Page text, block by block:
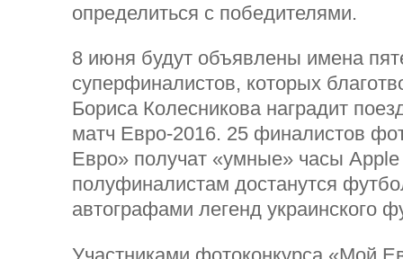
определиться с победителями.
8 июня будут объявлены имена
суперфиналистов, которых
Бориса Колесникова наградит
матч Евро-2016. 25 финалистов
Евро» получат «умные» часы
полуфиналистам достанутся
автографами легенд украинского